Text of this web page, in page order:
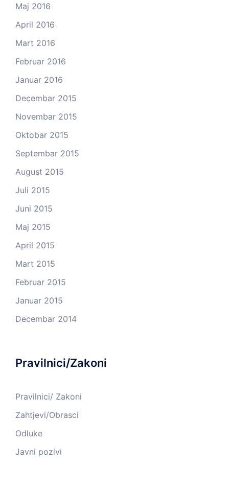
Maj 2016
April 2016
Mart 2016
Februar 2016
Januar 2016
Decembar 2015
Novembar 2015
Oktobar 2015
Septembar 2015
August 2015
Juli 2015
Juni 2015
Maj 2015
April 2015
Mart 2015
Februar 2015
Januar 2015
Decembar 2014
Pravilnici/Zakoni
Pravilnici/ Zakoni
Zahtjevi/Obrasci
Odluke
Javni pozivi